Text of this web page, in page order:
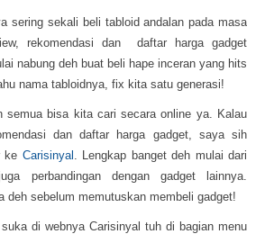
sering sekali beli tabloid andalan pada masa
rekomendasi dan daftar harga gadget
nabung deh buat beli hape inceran yang hits
nama tabloidnya, fix kita satu generasi!
semua bisa kita cari secara online ya. Kalau
dan daftar harga gadget, saya sih
ke Carisinyal . Lengkap banget deh mulai dari
perbandingan dengan gadget lainnya.
deh sebelum memutuskan membeli gadget!
di webnya Carisinyal tuh di bagian menu